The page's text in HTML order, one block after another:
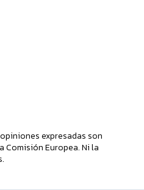
expresadas son
Europea. Ni la